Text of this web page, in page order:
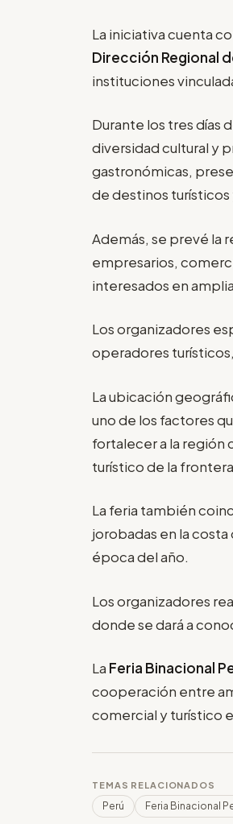
La iniciativa cuenta
Dirección Regional
instituciones
Durante los tres días
diversidad cultural y
gastronómicas,
de destinos
Además, se prevé la
empresarios,
interesados en
Los organizadores
operadores
La ubicación
uno de los factores
fortalecer a la región
turístico de la
La feria también
jorobadas en la
época del año.
Los organizadores
donde se dará a
La Feria Binacional
cooperación entre
comercial y turístico
TEMAS RELACIONADOS
Perú Feria Binacional